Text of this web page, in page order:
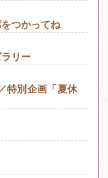
つかってね
リー
特別企画「夏休